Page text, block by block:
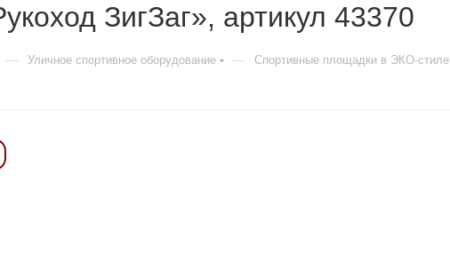
ЗигЗаг», артикул 43370
— Уличное спортивное оборудование — Спортивные площадки в ЭКО-стиле